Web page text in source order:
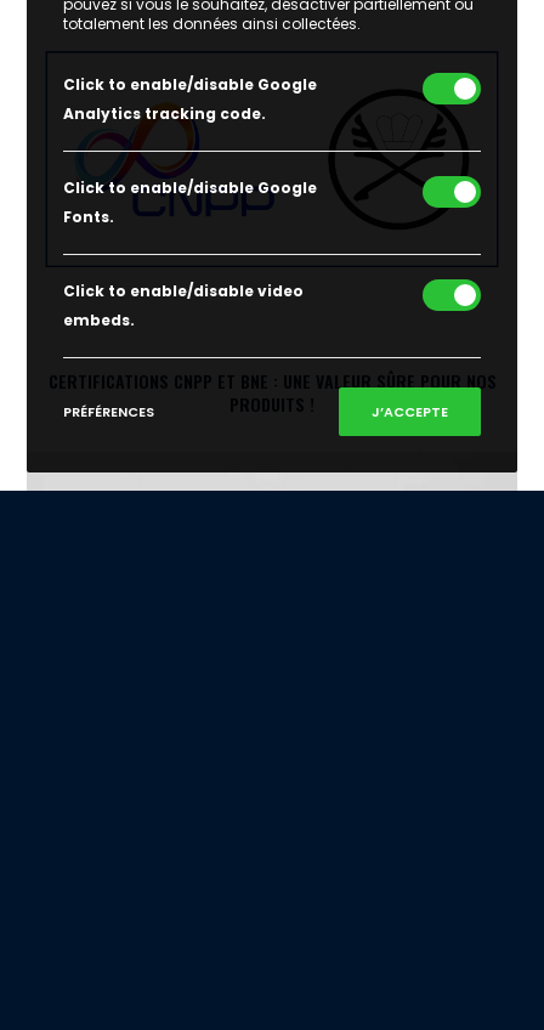
CERTIFICATIONS CNPP ET BNE : UNE VALEUR SÛRE POUR NOS
PRODUITS !
pouvez si vous le souhaitez, désactiver partiellement ou
totalement les données ainsi collectées.
Click to enable/disable Google
Analytics tracking code.
Click to enable/disable Google
Fonts.
Click to enable/disable video
embeds.
PRÉFÉRENCES J’ACCEPTE